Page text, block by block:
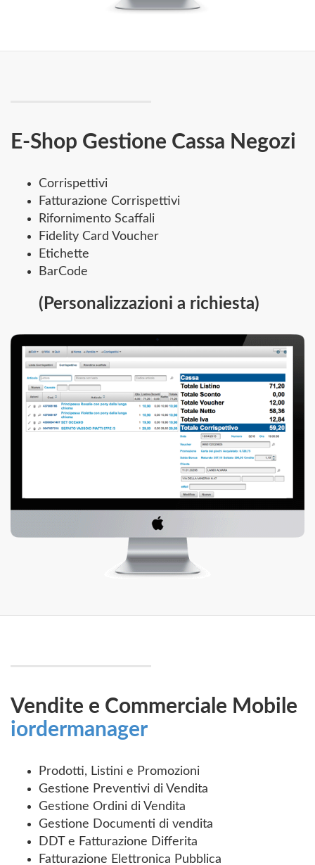
E-Shop Gestione Cassa Negozi
Corrispettivi
Fatturazione Corrispettivi
Rifornimento Scaffali
Fidelity Card Voucher
Etichette
BarCode
(Personalizzazioni a richiesta)
Vendite e Commerciale Mobile
iordermanager
Prodotti, Listini e Promozioni
Gestione Preventivi di Vendita
Gestione Ordini di Vendita
Gestione Documenti di vendita
DDT e Fatturazione Differita
Fatturazione Elettronica Pubblica